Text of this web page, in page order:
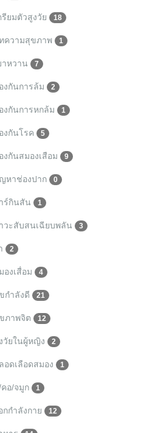
รียมตัวสูงวัย 18
ความสุขภาพ 1
าหวาน 7
งกันการล้ม 2
งกันการหกล้ม 1
งกันโรค 5
งกันสมองเสือม 9
หาช่องปาก 0
ร์กินสัน 1
วะสับสนเฉียบพลัน 3
2
องเสื่อม 4
กำลังดี 21
ภาพจิต 12
วัยในผู้หญิง 2
อดเลือดสมอง 1
อ/จมูก 1
กกำลังกาย 12